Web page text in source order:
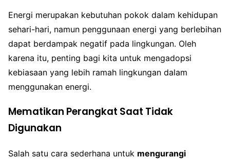
Energi merupakan kebutuhan pokok dalam kehidupan
sehari-hari, namun penggunaan energi yang berlebihan
dapat berdampak negatif pada lingkungan. Oleh
karena itu, penting bagi kita untuk mengadopsi
kebiasaan yang lebih ramah lingkungan dalam
menggunakan energi.
Mematikan Perangkat Saat Tidak
Digunakan
Salah satu cara sederhana untuk mengurangi